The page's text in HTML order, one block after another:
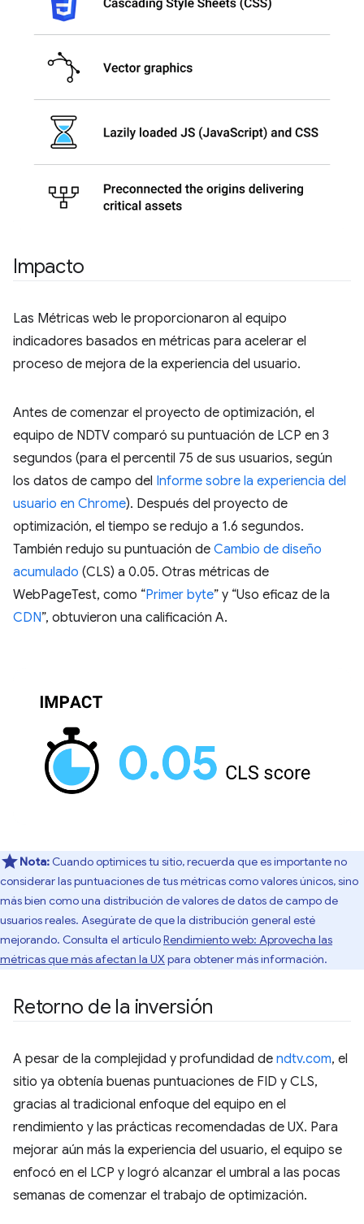
Impacto
Las Métricas web le proporcionaron al equipo
indicadores basados en métricas para acelerar el
proceso de mejora de la experiencia del usuario.
Antes de comenzar el proyecto de optimización, el
equipo de NDTV comparó su puntuación de LCP en 3
segundos (para el percentil 75 de sus usuarios, según
los datos de campo del Informe sobre la experiencia del
usuario en Chrome). Después del proyecto de
optimización, el tiempo se redujo a 1.6 segundos.
También redujo su puntuación de Cambio de diseño
acumulado (CLS) a 0.05. Otras métricas de
WebPageTest, como “Primer byte” y “Uso eficaz de la
CDN”, obtuvieron una calificación A.
Nota: Cuando optimices tu sitio, recuerda que es importante no
considerar las puntuaciones de tus métricas como valores únicos, sino
más bien como una distribución de valores de datos de campo de
usuarios reales. Asegúrate de que la distribución general esté
mejorando. Consulta el artículoRendimiento web: Aprovecha las
métricas que más afectan la UXpara obtener más información.
Retorno de la inversión
A pesar de la complejidad y profundidad de ndtv.com, el
sitio ya obtenía buenas puntuaciones de FID y CLS,
gracias al tradicional enfoque del equipo en el
rendimiento y las prácticas recomendadas de UX. Para
mejorar aún más la experiencia del usuario, el equipo se
enfocó en el LCP y logró alcanzar el umbral a las pocas
semanas de comenzar el trabajo de optimización.